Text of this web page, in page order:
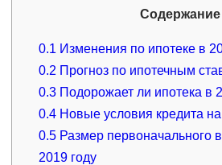
Содержание
0.1 Изменения по ипотеке в
0.2 Прогноз по ипотечным
0.3 Подорожает ли ипотека в
0.4 Новые условия кредита
0.5 Размер первоначального
2019 году